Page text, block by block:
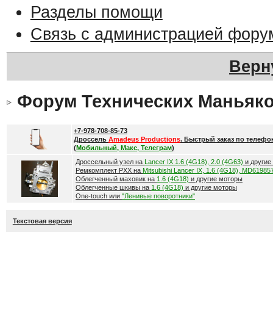
Разделы помощи
Связь с администрацией
Форум Технических
+7-978-708-85-73
Дроссель Amadeus Productions. Быстрый заказ по
(Мобильный, Макс, Телеграм)
Дроссельный узел на Lancer IX 1.6 (4G18), 2.0 (4G63) и
Ремкомплект РХХ на Mitsubishi Lancer IX, 1.6 (4G18),
Облегченный маховик на 1.6 (4G18) и другие моторы
Облегченные шкивы на 1.6 (4G18) и другие моторы
One-touch или "Ленивые поворотники"
Текстовая версия